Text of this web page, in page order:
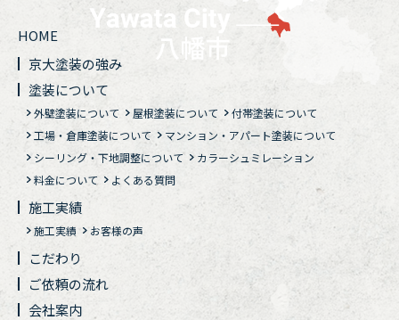
HOME
京大塗装の強み
塗装について
外壁塗装について 屋根塗装について
付帯塗装について
工場・倉庫塗装について
マンション・アパート塗装について
シーリング・下地調整について
カラーシュミレーション
料金について
よくある質問
施工実績
施工実績 お客様の声
こだわり
ご依頼の流れ
会社案内